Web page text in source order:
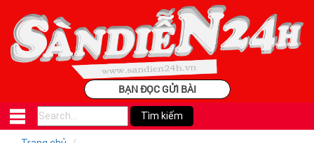
BẠN ĐỌC GỬI BÀI